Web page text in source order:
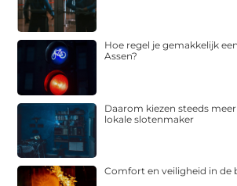
Hoe regel je gemakkelijk
Assen?
Daarom kiezen steeds
lokale slotenmaker
Comfort en veiligheid in de